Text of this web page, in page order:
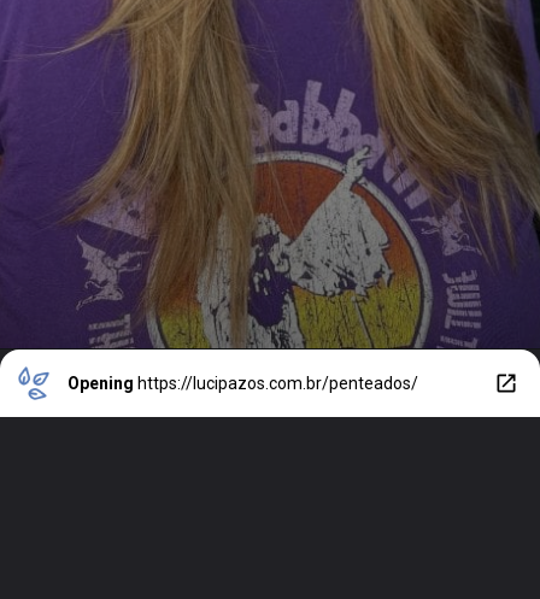
Opening https://lucipazos.com.br/penteados/